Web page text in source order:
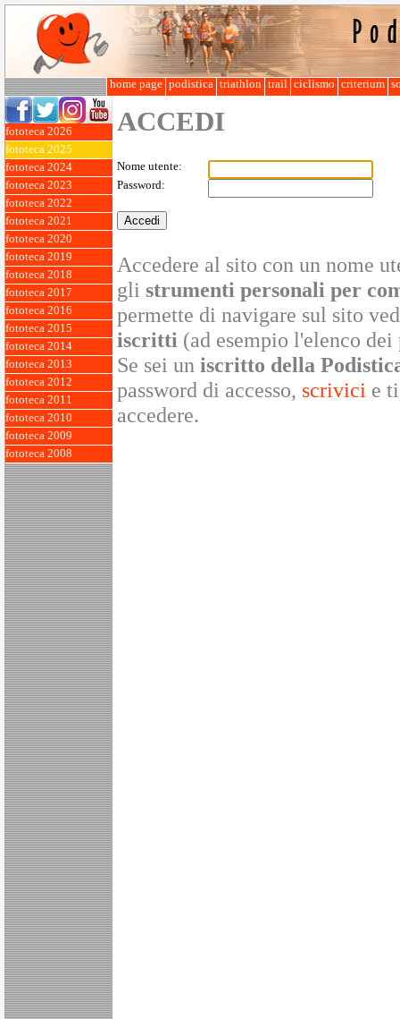
home page podistica triathlon trail ciclismo criterium
fototeca 2026
fototeca 2025
fototeca 2024
fototeca 2023
fototeca 2022
fototeca 2021
fototeca 2020
fototeca 2019
fototeca 2018
fototeca 2017
fototeca 2016
fototeca 2015
fototeca 2014
fototeca 2013
fototeca 2012
fototeca 2011
fototeca 2010
fototeca 2009
fototeca 2008
ACCEDI
Nome utente:
Password:
Accedere al sito con un nome
gli strumenti personali per
permette di navigare sul sito
iscritti (ad esempio l'elenco
Se sei un iscritto della
password di accesso, scrivici e
accedere.